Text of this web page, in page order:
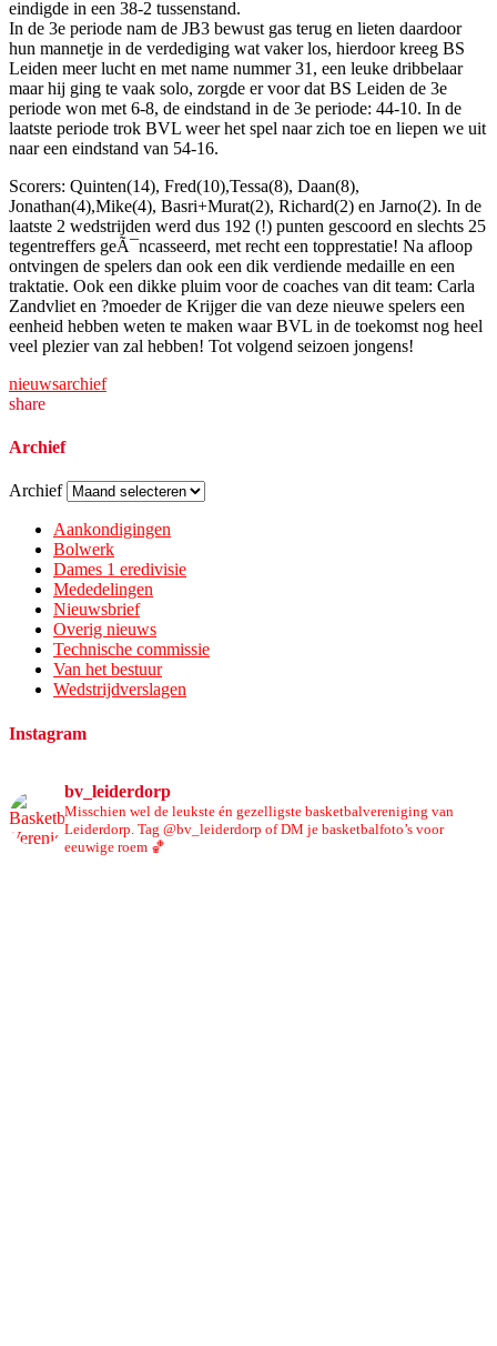
eindigde in een 38-2 tussenstand.
In de 3e periode nam de JB3 bewust gas terug en lieten daardoor
hun mannetje in de verdediging wat vaker los, hierdoor kreeg BS
Leiden meer lucht en met name nummer 31, een leuke dribbelaar
maar hij ging te vaak solo, zorgde er voor dat BS Leiden de 3e
periode won met 6-8, de eindstand in de 3e periode: 44-10. In de
laatste periode trok BVL weer het spel naar zich toe en liepen we uit
naar een eindstand van 54-16.
Scorers: Quinten(14), Fred(10),Tessa(8), Daan(8),
Jonathan(4),Mike(4), Basri+Murat(2), Richard(2) en Jarno(2). In de
laatste 2 wedstrijden werd dus 192 (!) punten gescoord en slechts 25
tegentreffers geÃ¯ncasseerd, met recht een topprestatie! Na afloop
ontvingen de spelers dan ook een dik verdiende medaille en een
traktatie. Ook een dikke pluim voor de coaches van dit team: Carla
Zandvliet en ?moeder de Krijger die van deze nieuwe spelers een
eenheid hebben weten te maken waar BVL in de toekomst nog heel
veel plezier van zal hebben! Tot volgend seizoen jongens!
nieuwsarchief
share
Archief
Archief
Aankondigingen
Bolwerk
Dames 1 eredivisie
Mededelingen
Nieuwsbrief
Overig nieuws
Technische commissie
Van het bestuur
Wedstrijdverslagen
Instagram
bv_leiderdorp
Misschien wel de leukste én gezelligste basketbalvereniging van
Leiderdorp. Tag @bv_leiderdorp of DM je basketbalfoto’s voor
eeuwige roem 🏀